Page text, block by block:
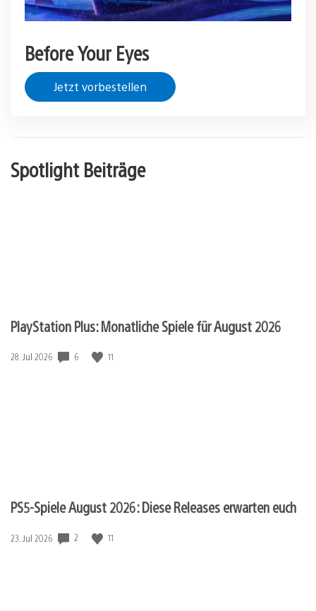
Before Your Eyes
Jetzt vorbestellen
Spotlight Beiträge
PlayStation Plus: Monatliche Spiele für August 2026
Veröffentlichungsdatum:
28. Jul 2026 6 11
PS5-Spiele August 2026: Diese Releases erwarten euch
Veröffentlichungsdatum:
23. Jul 2026 2 11